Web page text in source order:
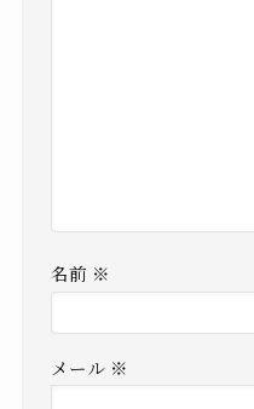
名前 ※
メール ※